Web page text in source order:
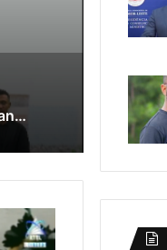
Lei Siberseguransa Ajuda Autoridade Polisiál Kaptura Autór Kriminozu ho Paradeiru Iha Estranjeiru